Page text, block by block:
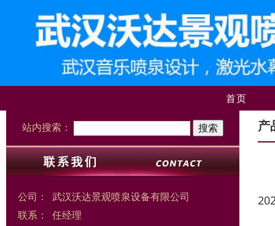
首页
站内搜索：
公司：
武汉沃达景观喷泉设备有限公司
联系：
任经理
产